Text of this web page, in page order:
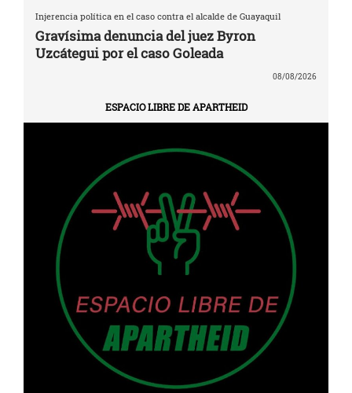
Injerencia política en el caso contra el alcalde de Guayaquil
Gravísima denuncia del juez Byron
Uzcátegui por el caso Goleada
08/08/2026
ESPACIO LIBRE DE APARTHEID